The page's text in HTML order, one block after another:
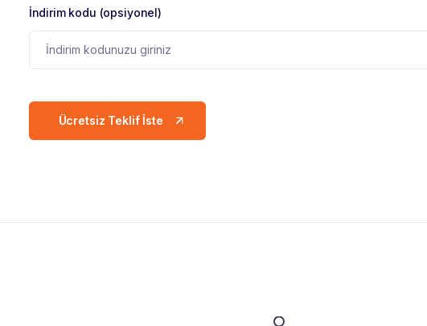
İndirim kodu (opsiyonel)
Ücretsiz Teklif İste